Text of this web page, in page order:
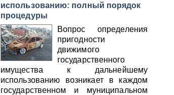
использованию: полный порядок
процедуры
Вопрос определения
пригодности
движимого
государственного
имущества к дальнейшему
использованию возникает в каждом
государственном и муниципальном